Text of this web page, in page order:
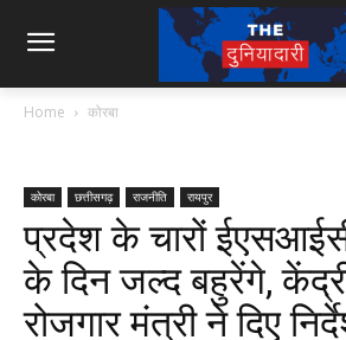
Home कोरबा
कोरबा छत्तीसगढ़ राजनीति रायपुर
प्रदेश के चारों
के दिन जल्द बहुरेंगे,
रोजगार मंत्री ने दिए